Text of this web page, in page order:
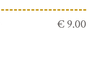
€ 9.00